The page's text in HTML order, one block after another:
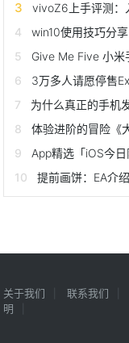
vivoZ6上手评测：
win10使用技巧分享
Give Me Five 小
3万多人请愿停售
为什么真正的手机发
体验进阶的冒险《
App精选「iOS今
提前画饼：EA介
关于我们 联系我们
明